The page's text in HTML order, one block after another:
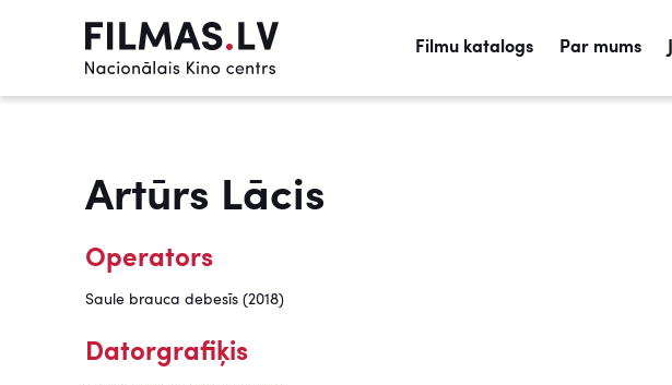
Filmu katalogs Par mums
Artūrs Lācis
Operators
Saule brauca debesīs (2018)
Datorgrafiķis